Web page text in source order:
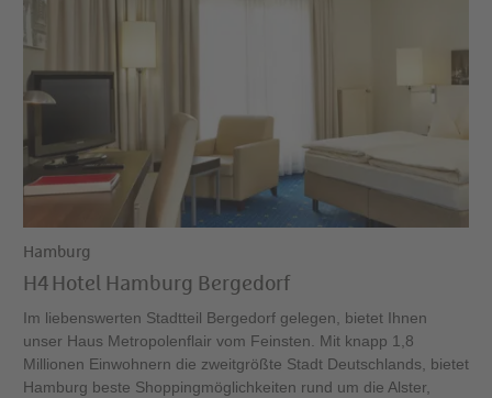
Hamburg
H4 Hotel Hamburg Bergedorf
Im liebenswerten Stadtteil Bergedorf gelegen, bietet Ihnen
unser Haus Metropolenflair vom Feinsten. Mit knapp 1,8
Millionen Einwohnern die zweitgrößte Stadt Deutschlands, bietet
Hamburg beste Shoppingmöglichkeiten rund um die Alster,